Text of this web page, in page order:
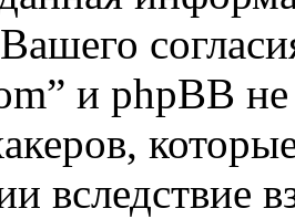
и phpBB не
вследствие